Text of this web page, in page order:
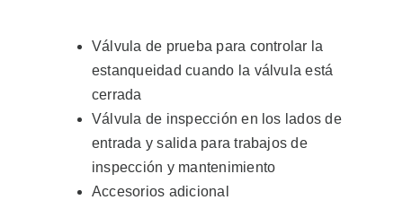
Válvula de prueba para controlar la
estanqueidad cuando la válvula está
cerrada
Válvula de inspección en los lados de
entrada y salida para trabajos de
inspección y mantenimiento
Accesorios adicional